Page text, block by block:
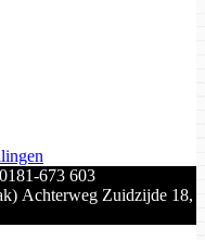
673 603
Achterweg Zuidzijde 18,